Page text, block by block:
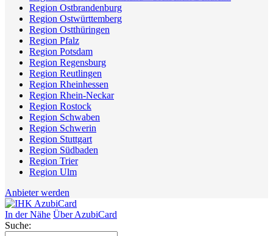
Region Ostbrandenburg
Region Ostwürttemberg
Region Ostthüringen
Region Pfalz
Region Potsdam
Region Regensburg
Region Reutlingen
Region Rheinhessen
Region Rhein-Neckar
Region Rostock
Region Schwaben
Region Schwerin
Region Stuttgart
Region Südbaden
Region Trier
Region Ulm
Anbieter werden
In der Nähe Über AzubiCard
Suche: